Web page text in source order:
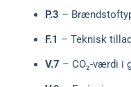
P.3 –
F.1 – Teknisk
V.7 – CO₂-værdi i